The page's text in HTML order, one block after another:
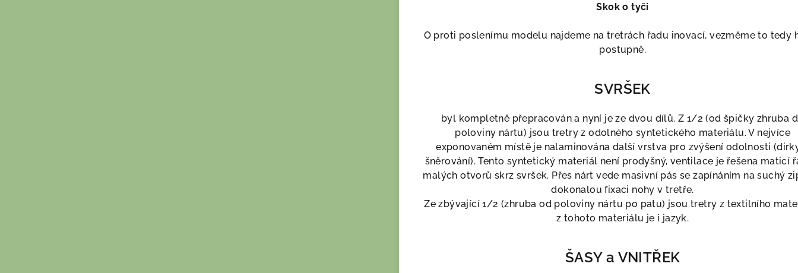
Skok o tyči
O proti poslenímu modelu najdeme na tretrách řadu inovací, vezměme to tedy
postupně.
SVRŠEK
byl kompletně přepracován a nyní je ze dvou dílů. Z 1/2 (od špičky zhruba
poloviny nártu) jsou tretry z odolného syntetického materiálu. V nejvíce
exponovaném místě je nalaminována další vrstva pro zvýšení odolnosti
šněrování). Tento syntetický materiál není prodyšný, ventilace je řešena maticí
malých otvorů skrz svršek. Přes nárt vede masivní pás se zapínáním na suchý
dokonalou fixaci nohy v tretře.
Ze zbývající 1/2 (zhruba od poloviny nártu po patu) jsou tretry z textilního
z tohoto materiálu je i jazyk.
ŠASY a VNITŘEK